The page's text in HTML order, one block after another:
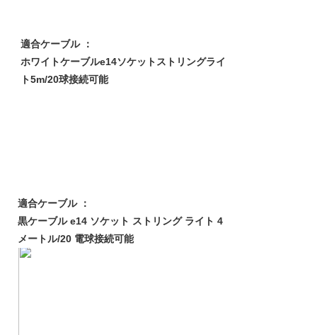
適合ケーブル ：
ホワイトケーブルe14ソケットストリングライ
ト5m/20球接続可能
適合ケーブル ：
黒ケーブル e14 ソケット ストリング ライト 4
メートル/20 電球接続可能